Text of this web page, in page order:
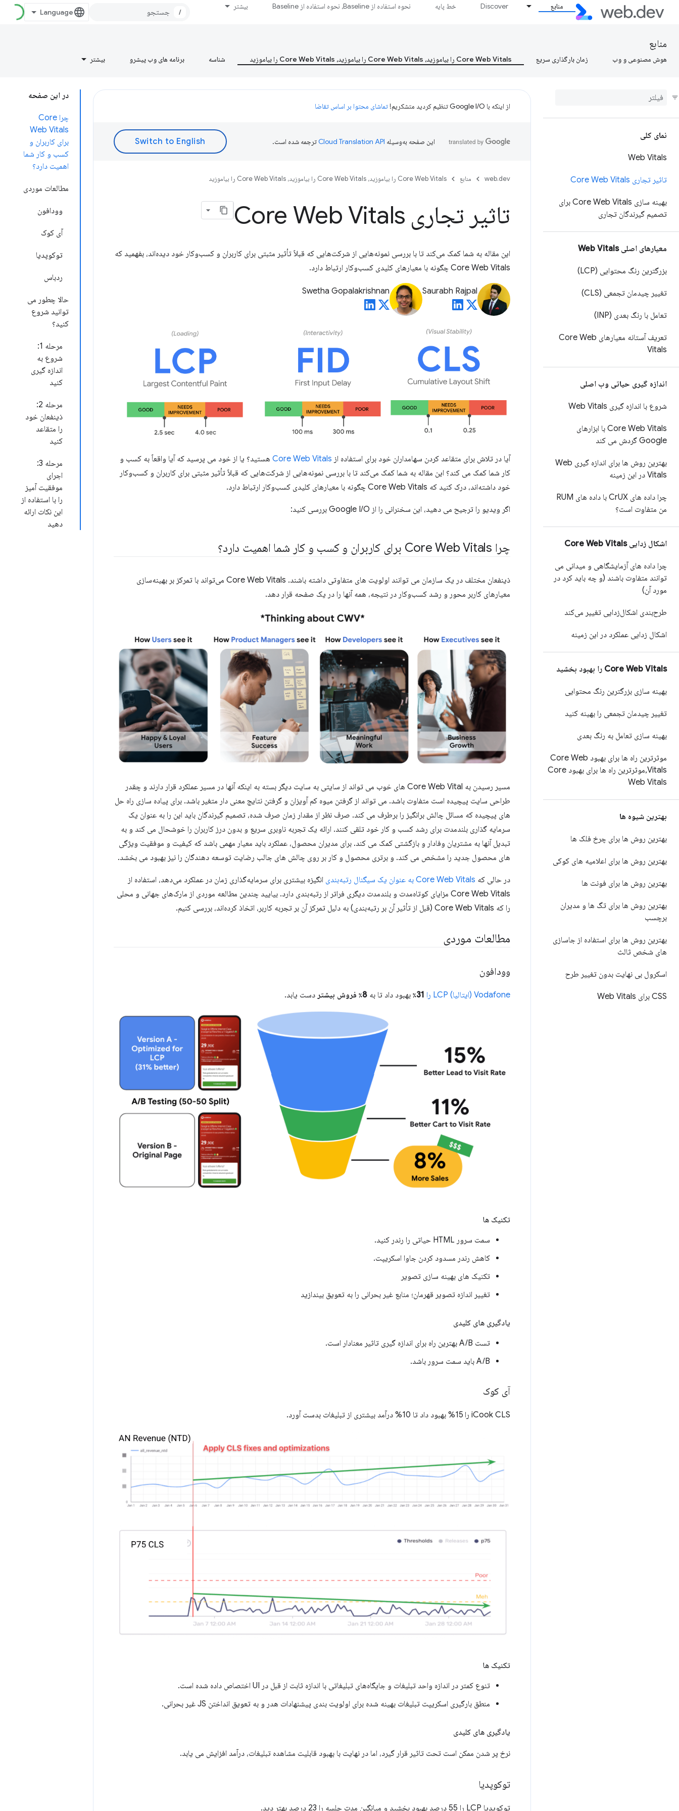
منابع Discover خط پایه نحوه استفاده از Baseline، نحوه استفاده از Baseline بیشتر
/
منابع
هوش مصنوعی و وب زمان بارگذاری سریع Core Web Vitals را بیاموزید، Core Web Vitals را بیاموزید، Core Web Vitals را بیاموزید شناسه برنامه های وب پیشرو بیشتر
نمای کلی
Web Vitals
تاثیر تجاری Core Web Vitals
بهینه سازی Core Web Vitals برای
تصمیم گیرندگان تجاری
معیارهای اصلی Web Vitals
بزرگترین رنگ محتوایی (LCP)
تغییر چیدمان تجمعی (CLS)
تعامل با رنگ بعدی (INP)
تعریف آستانه معیارهای Core Web
Vitals
اندازه گیری حیاتی وب اصلی
شروع با اندازه گیری Web Vitals
Core Web Vitals با ابزارهای
Google گردش می کند
بهترین روش ها برای اندازه گیری Web
Vitals در این زمینه
چرا داده های Cr
UX با داده های RUM
من متفاوت است؟
اشکال زدایی Core Web Vitals
چرا داده های آزمایشگاهی و میدانی می
توانند متفاوت باشند (و چه باید کرد در
مورد آن)
طرح‌بندی اشکال‌زدایی تغییر می‌کند
اشکال زدایی عملکرد در این زمینه
Core Web Vitals را بهبود بخشید
بهینه سازی بزرگترین رنگ محتوایی
تغییر چیدمان تجمعی را بهینه کنید
بهینه سازی تعامل به رنگ بعدی
موثرترین راه ها برای بهبود Core Web
Vitals
,
موثرترین راه ها برای بهبود Core
Web Vitals
بهترین شیوه ها
بهترین روش ها برای چرخ فلک ها
بهترین روش ها برای اعلامیه های کوکی
بهترین روش ها برای فونت ها
بهترین روش ها برای تگ ها و مدیران
برچسب
بهترین روش ها برای استفاده از جاسازی
های شخص ثالث
اسکرول بی نهایت بدون تغییر طرح
CSS برای Web Vitals
در این صفحه
چرا Core
Web Vitals
برای کاربران و
کسب و کار شما
اهمیت دارد؟
مطالعات موردی
وودافون
آی کوک
توکوپدیا
ردباس
حالا چطور می
توانید شروع
کنید؟
مرحله 1:
شروع به
اندازه گیری
کنید
مرحله 2:
ذینفعان خود
را متقاعد
کنید
مرحله 3:
اجرای
موفقیت آمیز
را با استفاده از
این نکات ارائه
دهید
از اینکه با Google I/O تنظیم کردید متشکریم! تماشای محتوا بر اساس تقاضا
این صفحه به‌وسیله ترجمه شده است.
web.dev منابع Core Web Vitals را بیاموزید، Core Web Vitals را بیاموزید، Core Web Vitals را بیاموزید
تاثیر تجاری Core Web Vitals
این مقاله به شما کمک می‌کند تا با بررسی نمونه‌هایی از شرکت‌هایی که قبلاً تأثیر مثبتی برای کاربران و کسب‌وکار خود دیده‌اند، بفهمید که
Core Web Vitals چگونه با معیارهای کلیدی کسب‌وکار ارتباط دارد.
Saurabh Rajpal
Swetha Gopalakrishnan
آیا در تلاش برای متقاعد کردن سهامداران خود برای استفاده از Core Web Vitals هستید؟ یا از خود می پرسید که آیا واقعاً به کسب و
کار شما کمک می کند؟ این مقاله به شما کمک می‌کند تا با بررسی نمونه‌هایی از شرکت‌هایی که قبلاً تأثیر مثبتی برای کاربران و کسب‌وکار
خود داشته‌اند، درک کنید که Core Web Vitals چگونه با معیارهای کلیدی کسب‌وکار ارتباط دارد.
اگر ویدیو را ترجیح می دهید، این سخنرانی را از Google I/O بررسی کنید:
چرا Core Web Vitals برای کاربران و کسب و کار شما اهمیت دارد؟
ذینفعان مختلف در یک سازمان می توانند اولویت های متفاوتی داشته باشند. Core Web Vitals می‌تواند با تمرکز بر بهینه‌سازی
معیارهای کاربر محور و رشد کسب‌وکار در نتیجه، همه آنها را در یک صفحه قرار دهد.
مسیر رسیدن به Core Web Vital های خوب می تواند از سایتی به سایت دیگر بسته به اینکه آنها در مسیر عملکرد قرار دارند و چقدر
طراحی سایت پیچیده است متفاوت باشد. می تواند از گرفتن میوه کم آویزان و گرفتن نتایج معنی دار متغیر باشد. برای پیاده سازی راه حل
های پیچیده که مسائل چالش برانگیز را برطرف می کند. صرف نظر از مقدار زمان صرف شده، تصمیم گیرندگان باید این را به عنوان یک
سرمایه گذاری بلندمدت برای رشد کسب و کار خود تلقی کنند. ارائه یک تجربه ناوبری سریع و بدون درز کاربران را خوشحال می کند و به
تبدیل آنها به مشتریان وفادار و بازگشتی کمک می کند. برای مدیران محصول، عملکرد باید معیار مهمی باشد که کیفیت و موفقیت ویژگی
های محصول جدید را مشخص می کند. و برتری محصول و کار بر روی چالش های جالب رضایت توسعه دهندگان را نیز بهبود می بخشد.
در حالی که Core Web Vitals به عنوان یک سیگنال رتبه‌بندی
انگیزه بیشتری برای سرمایه‌گذاری زمان در عملکرد می‌دهد، استفاده از
Core Web Vitals مزایای کوتاه‌مدت و بلندمدت دیگری فراتر از رتبه‌بندی دارد. بیایید چندین مطالعه موردی از مارک‌های جهانی و محلی
را که Core Web Vitals (قبل از تأثیر آن بر رتبه‌بندی) به دلیل تمرکز آن بر تجربه کاربر، اتخاذ کرده‌اند، بررسی کنیم.
مطالعات موردی
وودافون
Vodafone (ایتالیا) LCP را 31٪ بهبود داد تا به 8٪ فروش بیشتر دست یابد.
تکنیک ها
سمت سرور HTML حیاتی را رندر کنید.
کاهش رندر مسدود کردن جاوا اسکریپت.
تکنیک های بهینه سازی تصویر
تغییر اندازه تصویر قهرمان؛ منابع غیر بحرانی را به تعویق بیندازید
یادگیری های کلیدی
تست A/B بهترین راه برای اندازه گیری تاثیر معنادار است.
A/B باید سمت سرور باشد.
آی کوک
iCook CLS را 15% بهبود داد تا 10% درآمد بیشتری از تبلیغات بدست آورد.
تکنیک ها
تنوع کمتر در اندازه واحد تبلیغات و جایگاه‌های تبلیغاتی با اندازه ثابت از قبل در UI اختصاص داده شده است.
منطق بارگیری اسکریپت تبلیغات بهینه شده برای اولویت بندی پیشنهادات هدر و به تعویق انداختن JS غیر بحرانی.
یادگیری های کلیدی
نرخ پر شدن ممکن است تحت تاثیر قرار گیرد، اما در نهایت با بهبود قابلیت مشاهده تبلیغات، درآمد افزایش می یابد.
توکوپدیا
توکوپدیا LCP را 55 درصد بهبود بخشید و میانگین مدت جلسه را 23 درصد بهتر دید.